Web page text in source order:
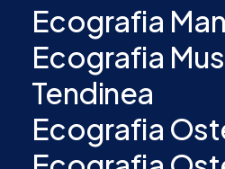
Ecografia
Ecografia
Tendinea
Ecografia